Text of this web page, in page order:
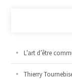
L’art d’être
Thierry